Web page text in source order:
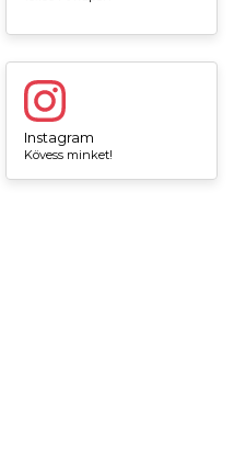
Instagram
Kövess minket!